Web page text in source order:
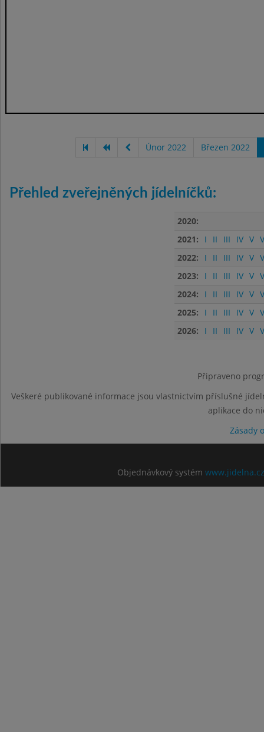
Únor 2022 Březen 2022
Přehled zveřejněných jídelníčků:
2020:
2021:
I II III IV V
2022:
I II III IV V
2023:
I II III IV V
2024:
I II III IV V
2025:
I II III IV V
2026:
I II III IV V
Připraveno
Veškeré publikované informace jsou vlastnictvím příslušné
aplikace do
Zásady
Objednávkový systém www.jidelna.cz